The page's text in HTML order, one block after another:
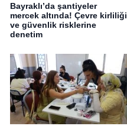
Bayraklı’da şantiyeler
mercek altında! Çevre kirliliği
ve güvenlik risklerine
denetim